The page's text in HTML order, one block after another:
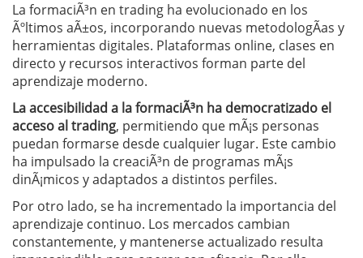
La formaciÃ³n en trading ha evolucionado en los
Ãºltimos aÃ±os, incorporando nuevas metodologÃ­as y
herramientas digitales. Plataformas online, clases en
directo y recursos interactivos forman parte del
aprendizaje moderno.
La accesibilidad a la formaciÃ³n ha democratizado el
acceso al trading, permitiendo que mÃ¡s personas
puedan formarse desde cualquier lugar. Este cambio
ha impulsado la creaciÃ³n de programas mÃ¡s
dinÃ¡micos y adaptados a distintos perfiles.
Por otro lado, se ha incrementado la importancia del
aprendizaje continuo. Los mercados cambian
constantemente, y mantenerse actualizado resulta